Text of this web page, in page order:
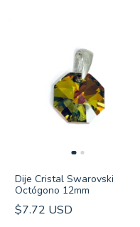
Dije Cristal Swarovski
Octógono 12mm
$7.72 USD